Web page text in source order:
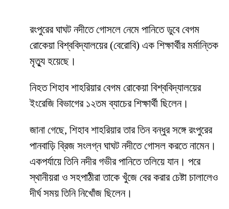
রংপুরের ঘাঘট নদীতে গোসলে নেমে পানিতে ডুবে বেগম
রোকেয়া বিশ্ববিদ্যালয়ের (বেরোবি) এক শিক্ষার্থীর মর্মান্তিক
মৃত্যু হয়েছে।
নিহত শিহাব শাহরিয়ার বেগম রোকেয়া বিশ্ববিদ্যালয়ের
ইংরেজি বিভাগের ১২তম ব্যাচের শিক্ষার্থী ছিলেন।
জানা গেছে, শিহাব শাহরিয়ার তার তিন বন্ধুর সঙ্গে রংপুরের
পানবাড়ি ব্রিজ সংলগ্ন ঘাঘট নদীতে গোসল করতে নামেন।
একপর্যায়ে তিনি নদীর গভীর পানিতে তলিয়ে যান। পরে
স্থানীয়রা ও সহপাঠীরা তাকে খুঁজে বের করার চেষ্টা চালালেও
দীর্ঘ সময় তিনি নিখোঁজ ছিলেন।